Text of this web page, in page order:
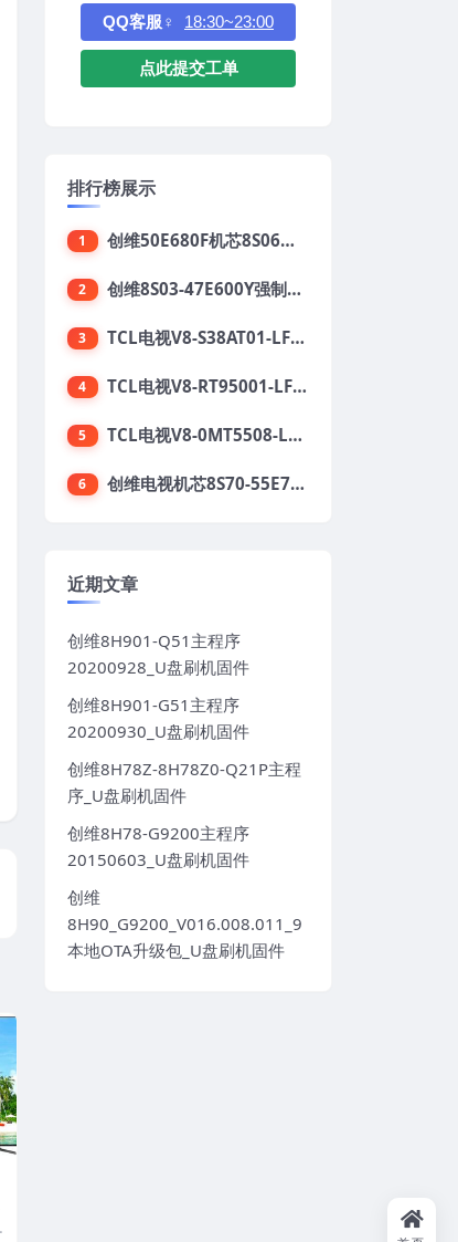
QQ客服♀ 18:30~23:00
点此提交工单
排行榜展示
1 创维50E680F机芯8S06强制升级刷机包
2 创维8S03-47E600Y强制升级软件刷机电视固件包
3 TCL电视V8-S38AT01-LF1V123版本强刷电视固件包下载
4 TCL电视V8-RT95001-LF1V215版本强刷电视固件包下载
5 TCL电视V8-0MT5508-LF1V362版本强刷电视固件包下载
6 创维电视机芯8S70-55E710S系列酷开5.05刷机固件
近期文章
创维8H901-Q51主程序
20200928_U盘刷机固件
创维8H901-G51主程序
20200930_U盘刷机固件
创维8H78Z-8H78Z0-Q21P主程
序_U盘刷机固件
创维8H78-G9200主程序
20150603_U盘刷机固件
创维
8H90_G9200_V016.008.011_9
本地OTA升级包_U盘刷机固件